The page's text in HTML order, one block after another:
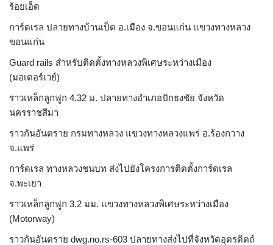
ร้อยเอ็ด
การ์ดเรล ปลายทางบ้านเป็ด อ.เมือง จ.ขอนแก่น แขวงทางหลวง
ขอนแก่น
Guard rails สำหรับติดตั้งทางหลวงพิเศษระหว่างเมือง
(มอเตอร์เวย์)
ราวเหล็กลูกฟูก 4.32 ม. ปลายทางอำเภอปักธงชัย จังหวัด
นครราชสีมา
ราวกันอันตราย กรมทางหลวง แขวงทางหลวงแพร่ อ.ร้องกวาง
จ.แพร่
การ์ดเรล ทางหลวงชนบท ส่งไปยังโครงการติดตั้งการ์ดเรล
จ.พะเยา
ราวเหล็กลูกฟูก 3.2 มม. แขวงทางหลวงพิเศษระหว่างเมือง
(Motorway)
ราวกันอันตราย dwg.no.rs-603 ปลายทางส่งไปที่จังหวัดอุตรดิตถ์